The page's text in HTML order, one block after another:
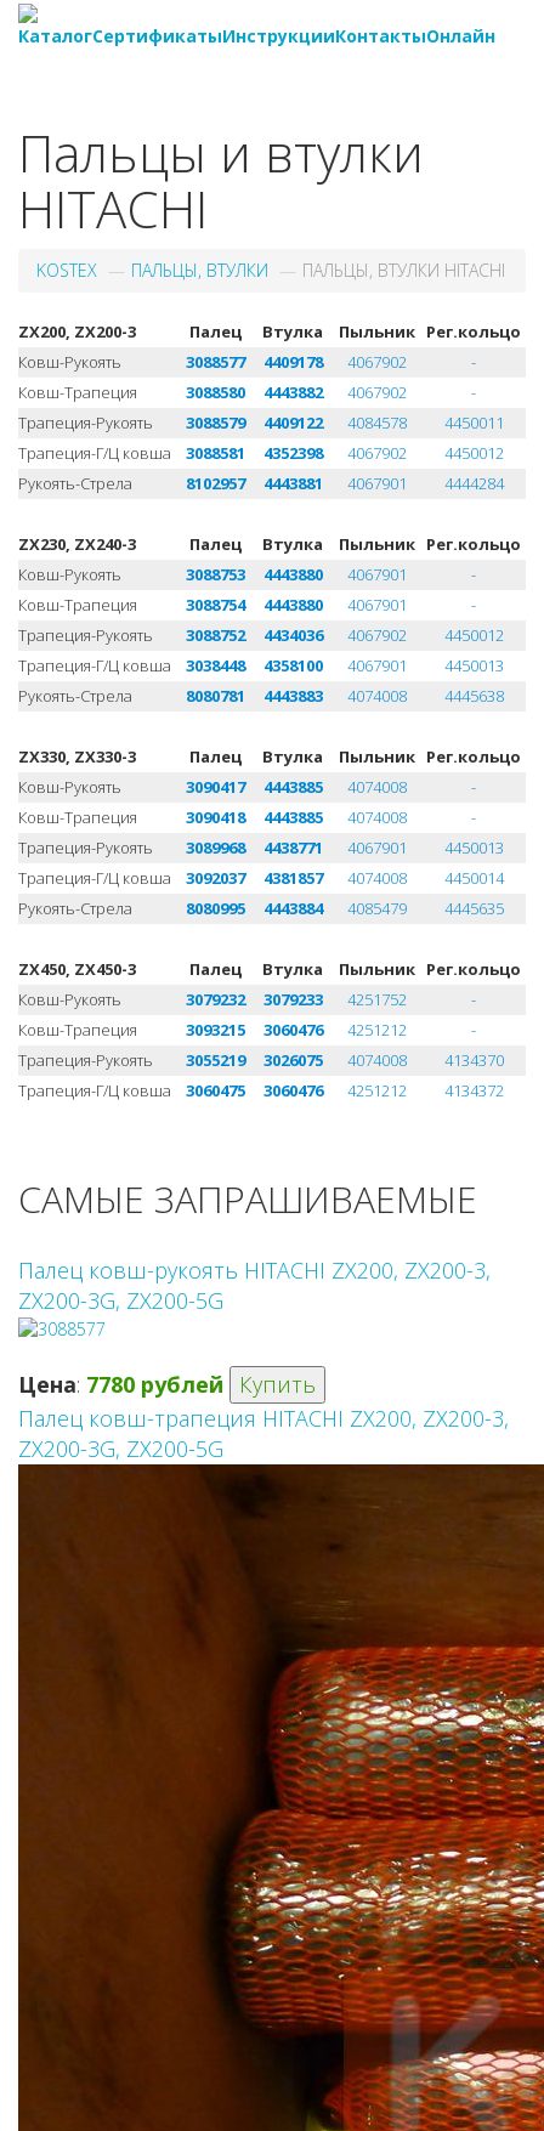
КаталогСертификатыИнструкцииКонтактыОнлайн
Пальцы и втулки
HITACHI
KOSTEX ПАЛЬЦЫ, ВТУЛКИ ПАЛЬЦЫ, ВТУЛКИ HITACHI
ZX200, ZX200-3 Палец Втулка Пыльник Рег.кольцо
Ковш-Рукоять
3088577 4409178 4067902
-
Ковш-Трапеция
3088580 4443882 4067902
-
Трапеция-Рукоять
3088579 4409122 4084578
4450011
Трапеция-Г/Ц ковша
3088581 4352398 4067902
4450012
Рукоять-Стрела
8102957 4443881 4067901 4444284
ZX230, ZX240-3 Палец Втулка Пыльник Рег.кольцо
Ковш-Рукоять
3088753 4443880 4067901
-
Ковш-Трапеция
3088754 4443880 4067901
-
Трапеция-Рукоять
3088752 4434036 4067902
4450012
Трапеция-Г/Ц ковша
3038448 4358100 4067901
4450013
Рукоять-Стрела
8080781 4443883 4074008 4445638
ZX330, ZX330-3 Палец Втулка Пыльник Рег.кольцо
Ковш-Рукоять
3090417 4443885 4074008
-
Ковш-Трапеция
3090418 4443885 4074008
-
Трапеция-Рукоять
3089968 4438771 4067901
4450013
Трапеция-Г/Ц ковша
3092037 4381857 4074008
4450014
Рукоять-Стрела
8080995 4443884 4085479 4445635
ZX450, ZX450-3 Палец Втулка Пыльник Рег.кольцо
Ковш-Рукоять
3079232 3079233 4251752
-
Ковш-Трапеция
3093215 3060476 4251212
-
Трапеция-Рукоять
3055219 3026075 4074008
4134370
Трапеция-Г/Ц ковша
3060475 3060476 4251212 4134372
САМЫЕ ЗАПРАШИВАЕМЫЕ
Палец ковш-рукоять HITACHI ZX200, ZX200-3,
ZX200-3G, ZX200-5G
Цена: 7780 рублей
Купить
Палец ковш-трапеция HITACHI ZX200, ZX200-3,
ZX200-3G, ZX200-5G